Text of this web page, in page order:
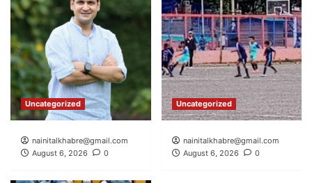
Uncategorized
nainitalkhabre@gmail.com
August 6, 2026
0
Uncategorized
nainitalkhabre@gmail.com
August 6, 2026
0